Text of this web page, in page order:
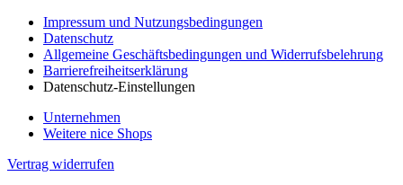
Impressum und Nutzungsbedingungen
Datenschutz
Allgemeine Geschäftsbedingungen und Widerrufsbelehrung
Barrierefreiheitserklärung
Datenschutz-Einstellungen
Unternehmen
Weitere nice Shops
Vertrag widerrufen